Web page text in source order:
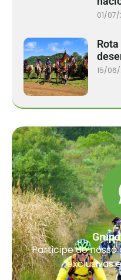
01/
15/
Participe do
exclusivas